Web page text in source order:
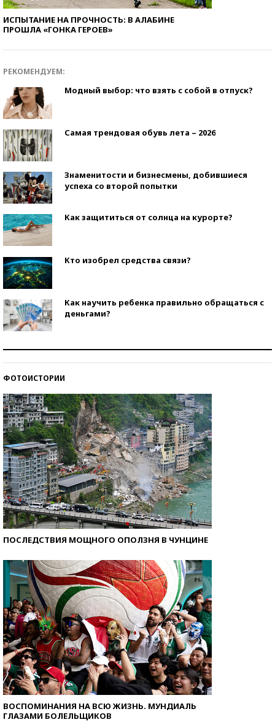
ИСПЫТАНИЕ НА ПРОЧНОСТЬ: В АЛАБИНЕ
ПРОШЛА «ГОНКА ГЕРОЕВ»
РЕКОМЕНДУЕМ:
Модный выбор: что взять с собой в отпуск?
Самая трендовая обувь лета – 2026
Знаменитости и бизнесмены, добившиеся
успеха со второй попытки
Как защититься от солнца на курорте?
Кто изобрел средства связи?
Как научить ребенка правильно обращаться с
деньгами?
ФОТОИСТОРИИ
ПОСЛЕДСТВИЯ МОЩНОГО ОПОЛЗНЯ В ЧУНЦИНЕ
ВОСПОМИНАНИЯ НА ВСЮ ЖИЗНЬ. МУНДИАЛЬ
ГЛАЗАМИ БОЛЕЛЬЩИКОВ